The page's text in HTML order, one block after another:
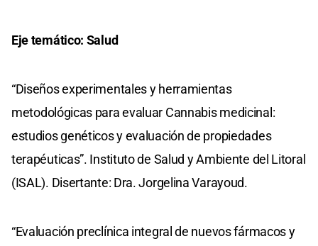
Eje temático: Salud
“Diseños experimentales y herramientas
metodológicas para evaluar Cannabis medicinal:
estudios genéticos y evaluación de propiedades
terapéuticas”. Instituto de Salud y Ambiente del Litoral
(ISAL). Disertante: Dra. Jorgelina Varayoud.
“Evaluación preclínica integral de nuevos fármacos y